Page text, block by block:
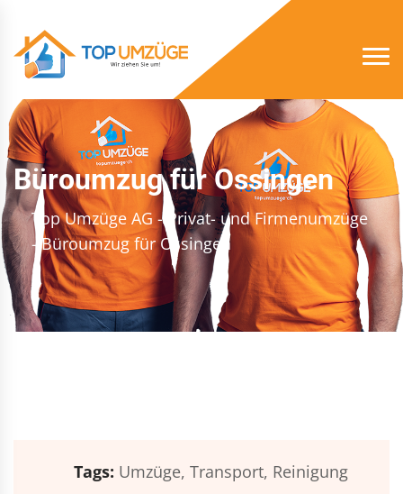
Büroumzug für Ossingen
Top Umzüge AG - Privat- und Firmenumzüge
- Büroumzug für Ossingen
Tags: Umzüge, Transport, Reinigung